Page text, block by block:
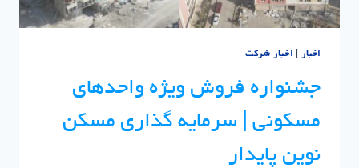
اخبار اخبار شرکت
جشنواره فروش ویژه واحدهای
مسکونی | سرمایه گذاری مسکن
نوین پایدار